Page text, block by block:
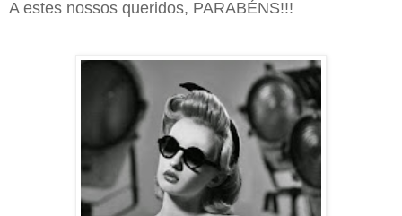
A estes nossos queridos, PARABÉNS!!!